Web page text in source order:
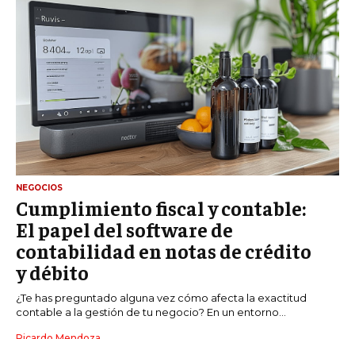
NEGOCIOS
Cumplimiento fiscal y contable:
El papel del software de
contabilidad en notas de crédito
y débito
¿Te has preguntado alguna vez cómo afecta la exactitud
contable a la gestión de tu negocio? En un entorno...